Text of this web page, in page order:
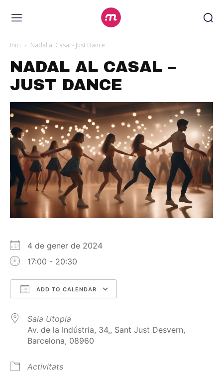
Inici Nadal al Casal - Just Dance
NADAL AL CASAL –
JUST DANCE
4 de gener de 2024
17:00 - 20:30
ADD TO CALENDAR
Sala Utopia
Av. de la Indústria, 34,, Sant Just Desvern,
Barcelona, 08960
Activitats